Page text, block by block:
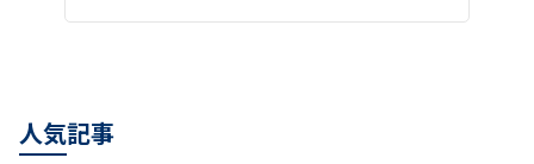
人気記事